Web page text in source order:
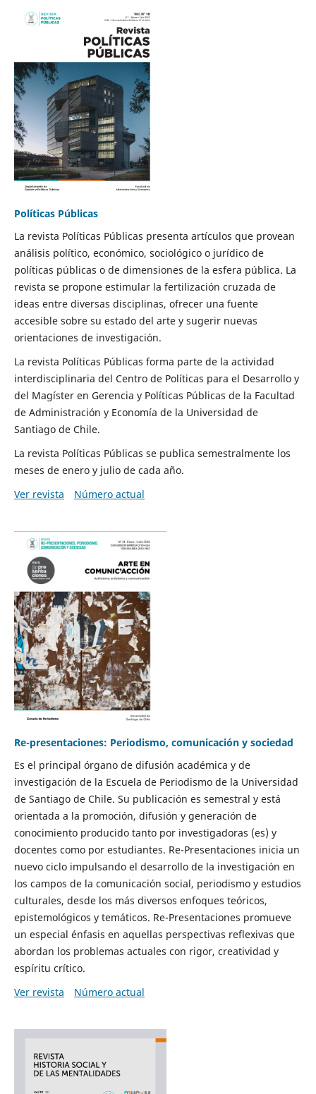
Políticas Públicas
La revista Políticas Públicas presenta artículos que provean
análisis político, económico, sociológico o jurídico de
políticas públicas o de dimensiones de la esfera pública. La
revista se propone estimular la fertilización cruzada de
ideas entre diversas disciplinas, ofrecer una fuente
accesible sobre su estado del arte y sugerir nuevas
orientaciones de investigación.
La revista Políticas Públicas forma parte de la actividad
interdisciplinaria del Centro de Políticas para el Desarrollo y
del Magíster en Gerencia y Políticas Públicas de la Facultad
de Administración y Economía de la Universidad de
Santiago de Chile.
La revista Políticas Públicas se publica semestralmente los
meses de enero y julio de cada año.
Ver revista
Número actual
Re-presentaciones: Periodismo, comunicación y sociedad
Es el principal órgano de difusión académica y de
investigación de la Escuela de Periodismo de la Universidad
de Santiago de Chile. Su publicación es semestral y está
orientada a la promoción, difusión y generación de
conocimiento producido tanto por investigadoras (es) y
docentes como por estudiantes. Re-Presentaciones inicia un
nuevo ciclo impulsando el desarrollo de la investigación en
los campos de la comunicación social, periodismo y estudios
culturales, desde los más diversos enfoques teóricos,
epistemológicos y temáticos. Re-Presentaciones promueve
un especial énfasis en aquellas perspectivas reflexivas que
abordan los problemas actuales con rigor, creatividad y
espíritu crítico.
Ver revista
Número actual